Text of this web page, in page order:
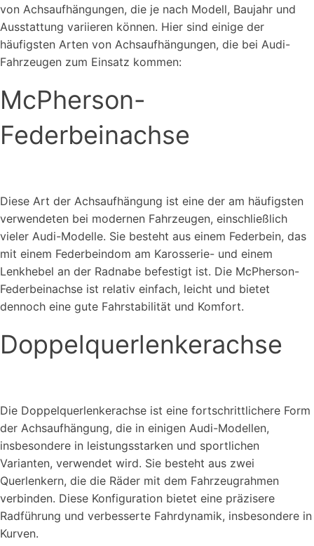
von Achsaufhängungen, die je nach Modell, Baujahr und
Ausstattung variieren können. Hier sind einige der
häufigsten Arten von Achsaufhängungen, die bei Audi-
Fahrzeugen zum Einsatz kommen:
McPherson-
Federbeinachse
Diese Art der Achsaufhängung ist eine der am häufigsten
verwendeten bei modernen Fahrzeugen, einschließlich
vieler Audi-Modelle. Sie besteht aus einem Federbein, das
mit einem Federbeindom am Karosserie- und einem
Lenkhebel an der Radnabe befestigt ist. Die McPherson-
Federbeinachse ist relativ einfach, leicht und bietet
dennoch eine gute Fahrstabilität und Komfort.
Doppelquerlenkerachse
Die Doppelquerlenkerachse ist eine fortschrittlichere Form
der Achsaufhängung, die in einigen Audi-Modellen,
insbesondere in leistungsstarken und sportlichen
Varianten, verwendet wird. Sie besteht aus zwei
Querlenkern, die die Räder mit dem Fahrzeugrahmen
verbinden. Diese Konfiguration bietet eine präzisere
Radführung und verbesserte Fahrdynamik, insbesondere in
Kurven.